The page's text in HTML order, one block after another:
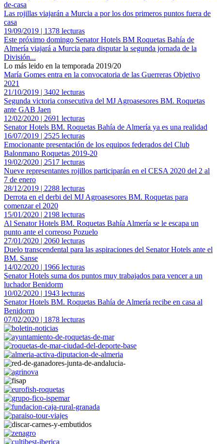
Las rojillas viajarán a Murcia a por los dos primeros puntos fuera de
casa
19/09/2019 | 1378 lecturas
Este próximo domingo Senator Hotels BM Roquetas Bahía de
Almería viajará a Murcia para disputar la segunda jornada de la
División...
Lo más leido en la temporada 2019/20
María Gomes entra en la convocatoria de las Guerreras Objetivo
2021
21/10/2019 | 3402 lecturas
Segunda victoria consecutiva del MJ Agroasesores BM. Roquetas
ante GAB Jaen
12/02/2020 | 2691 lecturas
Senator Hotels BM. Roquetas Bahía de Almería ya es una realidad
16/07/2019 | 2525 lecturas
Emocionante presentación de los equipos federados del Club
Balonmano Roquetas 2019-20
19/02/2020 | 2517 lecturas
Nueve representantes rojillos participarán en el CESA 2020 del 2 al
7 de enero
28/12/2019 | 2288 lecturas
Derrota en el derbi del MJ Agroasesores BM. Roquetas para
comenzar el 2020
15/01/2020 | 2198 lecturas
Al Senator Hotels BM. Roquetas Bahía Almería se le escapa un
punto ante el correoso Pozuelo
27/01/2020 | 2060 lecturas
Duelo transcendental para las aspiraciones del Senator Hotels ante el
BM. Sanse
14/02/2020 | 1966 lecturas
Senator Hotels suma dos puntos muy trabajados para vencer a un
luchador Benidorm
10/02/2020 | 1943 lecturas
Senator Hotels BM. Roquetas Bahía de Almería recibe en casa al
Benidorm
07/02/2020 | 1878 lecturas